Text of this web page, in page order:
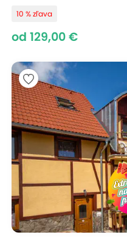
10 % zľava
od 129,00 €